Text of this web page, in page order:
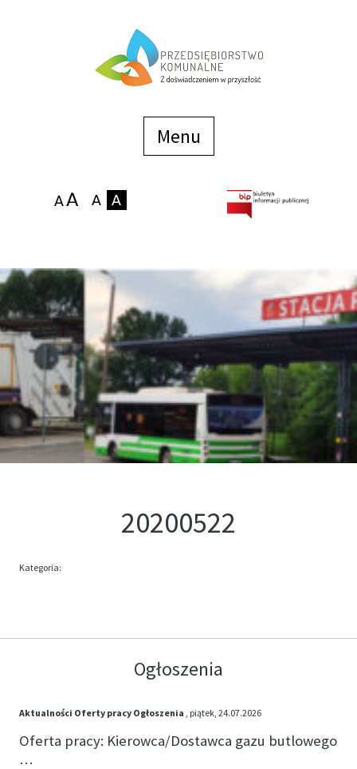
Menu
Zakłady
Podaj stan wodomierza
Kontakt
Oferta
20200522
Kategoria:
Ogłoszenia
Aktualności Oferty pracy Ogłoszenia , piątek, 24.07.2026
Oferta pracy: Kierowca/Dostawca gazu butlowego
…